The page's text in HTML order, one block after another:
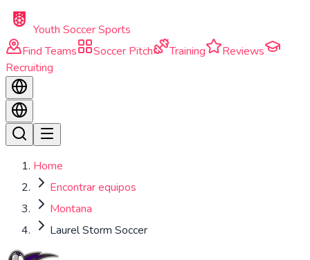
Skip to main content
Youth Soccer Sports
Find Teams
Soccer Pitch Training
Reviews
Recruiting
Home
Encontrar equipos
Montana
Laurel Storm Soccer